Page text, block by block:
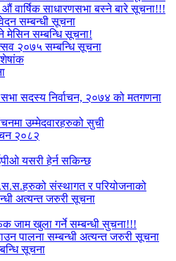
वार्षिक साधारणसभा बस्ने बारे सूचना!!!
सम्बन्धी सूचना
मेसिन सम्बन्धि सूचना!
२०७५ सम्बन्धि सूचना
सदस्य निर्वाचन, २०७४ को मतगणना
उम्मेदवारहरुको सुची
२०८२
यसरी हेर्न सकिन्छ
संस्थागत र परियोजनाको
अत्यन्त जरुरी सूचना
जाम खुला गर्ने सम्बन्धी सुचना!!!
पालना सम्बन्धी अत्यन्त जरुरी सूचना
सूचना